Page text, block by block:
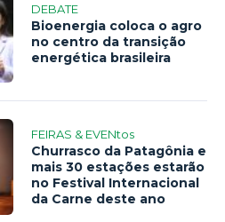
DEBATE
Bioenergia coloca o agro
no centro da transição
energética brasileira
FEIRAS & EVENtos
Churrasco da Patagônia e
mais 30 estações estarão
no Festival Internacional
da Carne deste ano